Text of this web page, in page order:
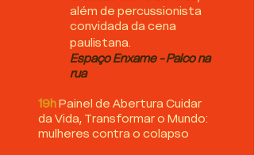
além de percussionista
convidada da cena
paulistana.
Espaço Enxame - Palco na
rua
19hPainel de Abertura Cuidar
da Vida, Transformar o Mundo:
mulheres contra o colapso